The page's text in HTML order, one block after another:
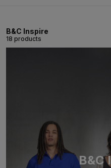
B&C Inspire
18 products
B&C